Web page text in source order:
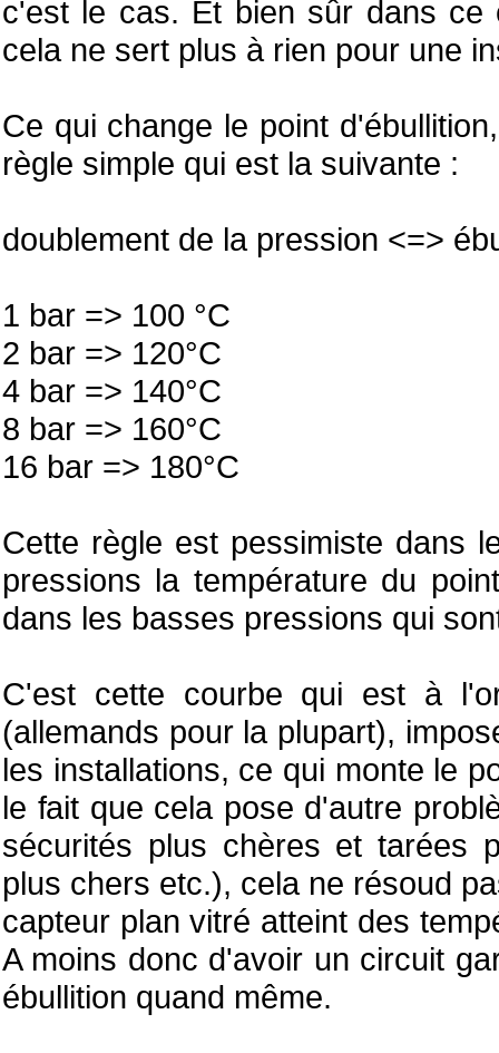
c'est le cas. Et bien sûr dans
cela ne sert plus à rien pour une
Ce qui change le point
règle simple qui est la suivante :
doublement de la pression <=>
1 bar => 100 °C
2 bar => 120°C
4 bar => 140°C
8 bar => 160°C
16 bar => 180°C
Cette règle est pessimiste dans
pressions la température du
dans les basses pressions qui
C'est cette courbe qui est à
(allemands pour la plupart),
les installations, ce qui monte le
le fait que cela pose d'autre
sécurités plus chères et tarées
plus chers etc.), cela ne résoud
capteur plan vitré atteint des
A moins donc d'avoir un circuit
ébullition quand même.